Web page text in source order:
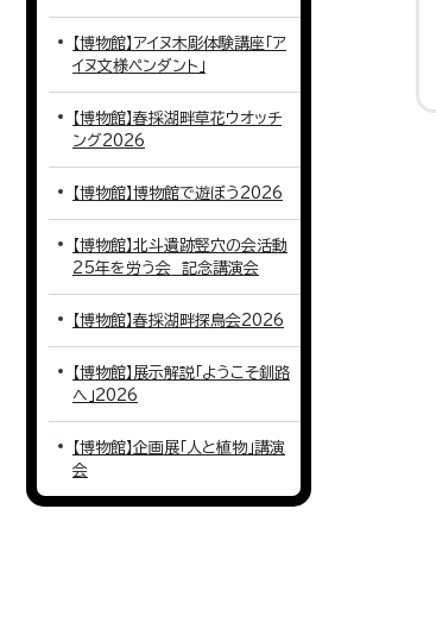
【博物館】アイヌ木彫体験講座「ア
イヌ文様ペンダント」
【博物館】春採湖畔草花ウオッチ
ング2026
【博物館】博物館で遊ぼう2026
【博物館】北斗遺跡竪穴の会活動
25年を労う会 記念講演会
【博物館】春採湖畔探鳥会2026
【博物館】展示解説「ようこそ釧路
へ」2026
【博物館】企画展「人と植物」講演
会